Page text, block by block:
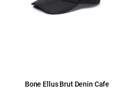
Bone Ellus Brut Denin Cafe